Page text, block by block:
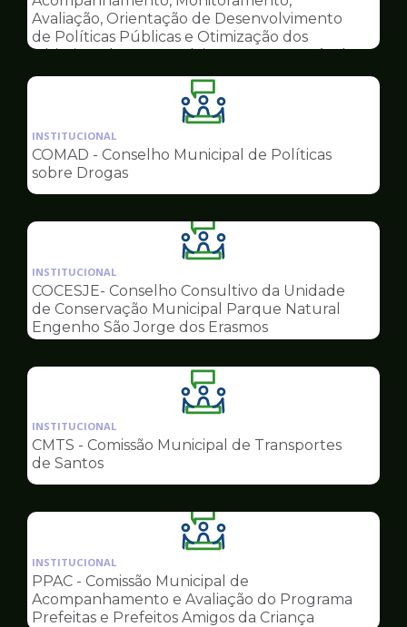
Conselhos
Avaliação, Orientação de Desenvolvimento
de Políticas Públicas e Otimização dos
Objetivos do Desenvolvimento Sustentável
Ilustração
da
pagina
Conselhos
INSTITUCIONAL
COMAD - Conselho Municipal de Políticas
sobre Drogas
Ilustração
da
pagina
de
Conselhos
INSTITUCIONAL
COCESJE- Conselho Consultivo da Unidade
de Conservação Municipal Parque Natural
Engenho São Jorge dos Erasmos
Ilustração
da
pagina
Conselhos
INSTITUCIONAL
CMTS - Comissão Municipal de Transportes
de Santos
Ilustração
da
pagina
de
Conselhos
INSTITUCIONAL
PPAC - Comissão Municipal de
Acompanhamento e Avaliação do Programa
Prefeitas e Prefeitos Amigos da Criança